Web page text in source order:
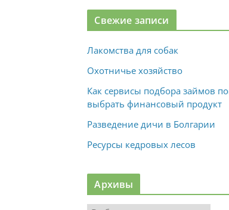
Свежие записи
Лакомства для собак
Охотничье хозяйство
Как сервисы подбора займов
выбрать финансовый продукт
Разведение дичи в Болгарии
Ресурсы кедровых лесов
Архивы